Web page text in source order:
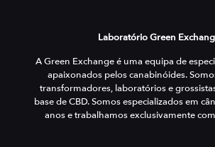
Laboratório Green
A Green Exchange é uma equipa de
apaixonados pelos canabinóides.
transformadores, laboratórios e
base de CBD. Somos especializados em
anos e trabalhamos exclusivamente